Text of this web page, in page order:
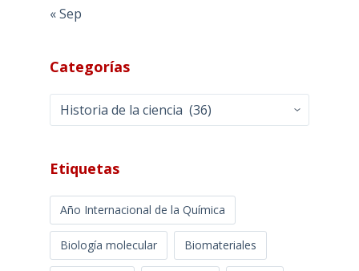
« Sep
Categorías
Categorías
Etiquetas
Año Internacional de la Química
Biología molecular Biomateriales